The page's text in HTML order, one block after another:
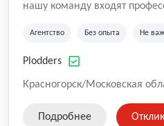
нашу команду входят
на рынке аутсорсинга, а
оказываемых услуг.
Агентство Без опыта Не
Plodders
Красногорск/Московская
Подробнее